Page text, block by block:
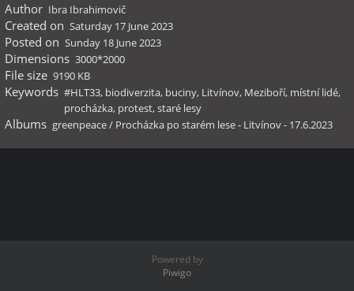
Author Ibra Ibrahimovič
Created on Saturday 17 June 2023
Posted on Sunday 18 June 2023
Dimensions 3000*2000
File size 9190 KB
Keywords #HLT33, biodiverzita, buciny, Litvínov, Meziboří, místní lidé,
procházka, protest,staré lesy
Albums greenpeace/ Procházka po starém lese - Litvínov - 17.6.2023
Powered by
Piwigo